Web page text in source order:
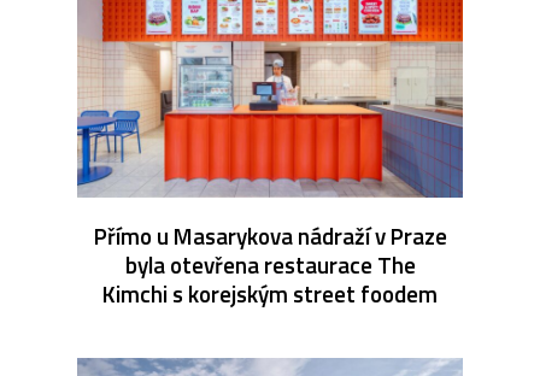
Přímo u Masarykova nádraží v Praze
byla otevřena restaurace The
Kimchi s korejským street foodem